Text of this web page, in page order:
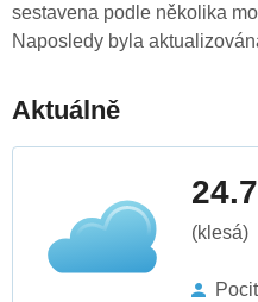
sestavena podle několika
Naposledy byla
Aktuálně
(klesá)